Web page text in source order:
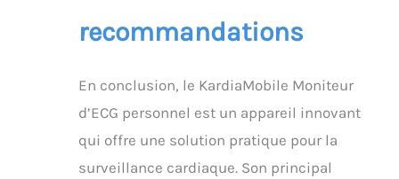
recommandations
En conclusion, le KardiaMobile Moniteur
d’ECG personnel est un appareil innovant
qui offre une solution pratique pour la
surveillance cardiaque. Son principal